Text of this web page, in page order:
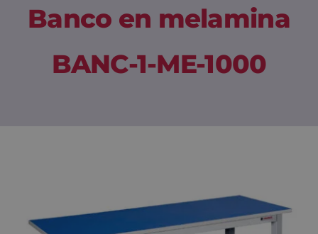
Bancos
Instalaciones
Banco en melamina
BANC-1-ME-1000